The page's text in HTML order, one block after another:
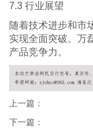
7.3 行业展望
随着技术进步和市
实现全面突破。万
产品竞争力。
上一篇：
下一篇：